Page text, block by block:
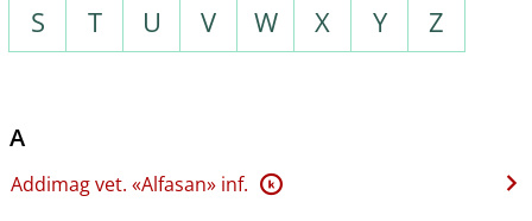
S
T U V W X Y Z
A
Addimag vet. «Alfasan» inf. K